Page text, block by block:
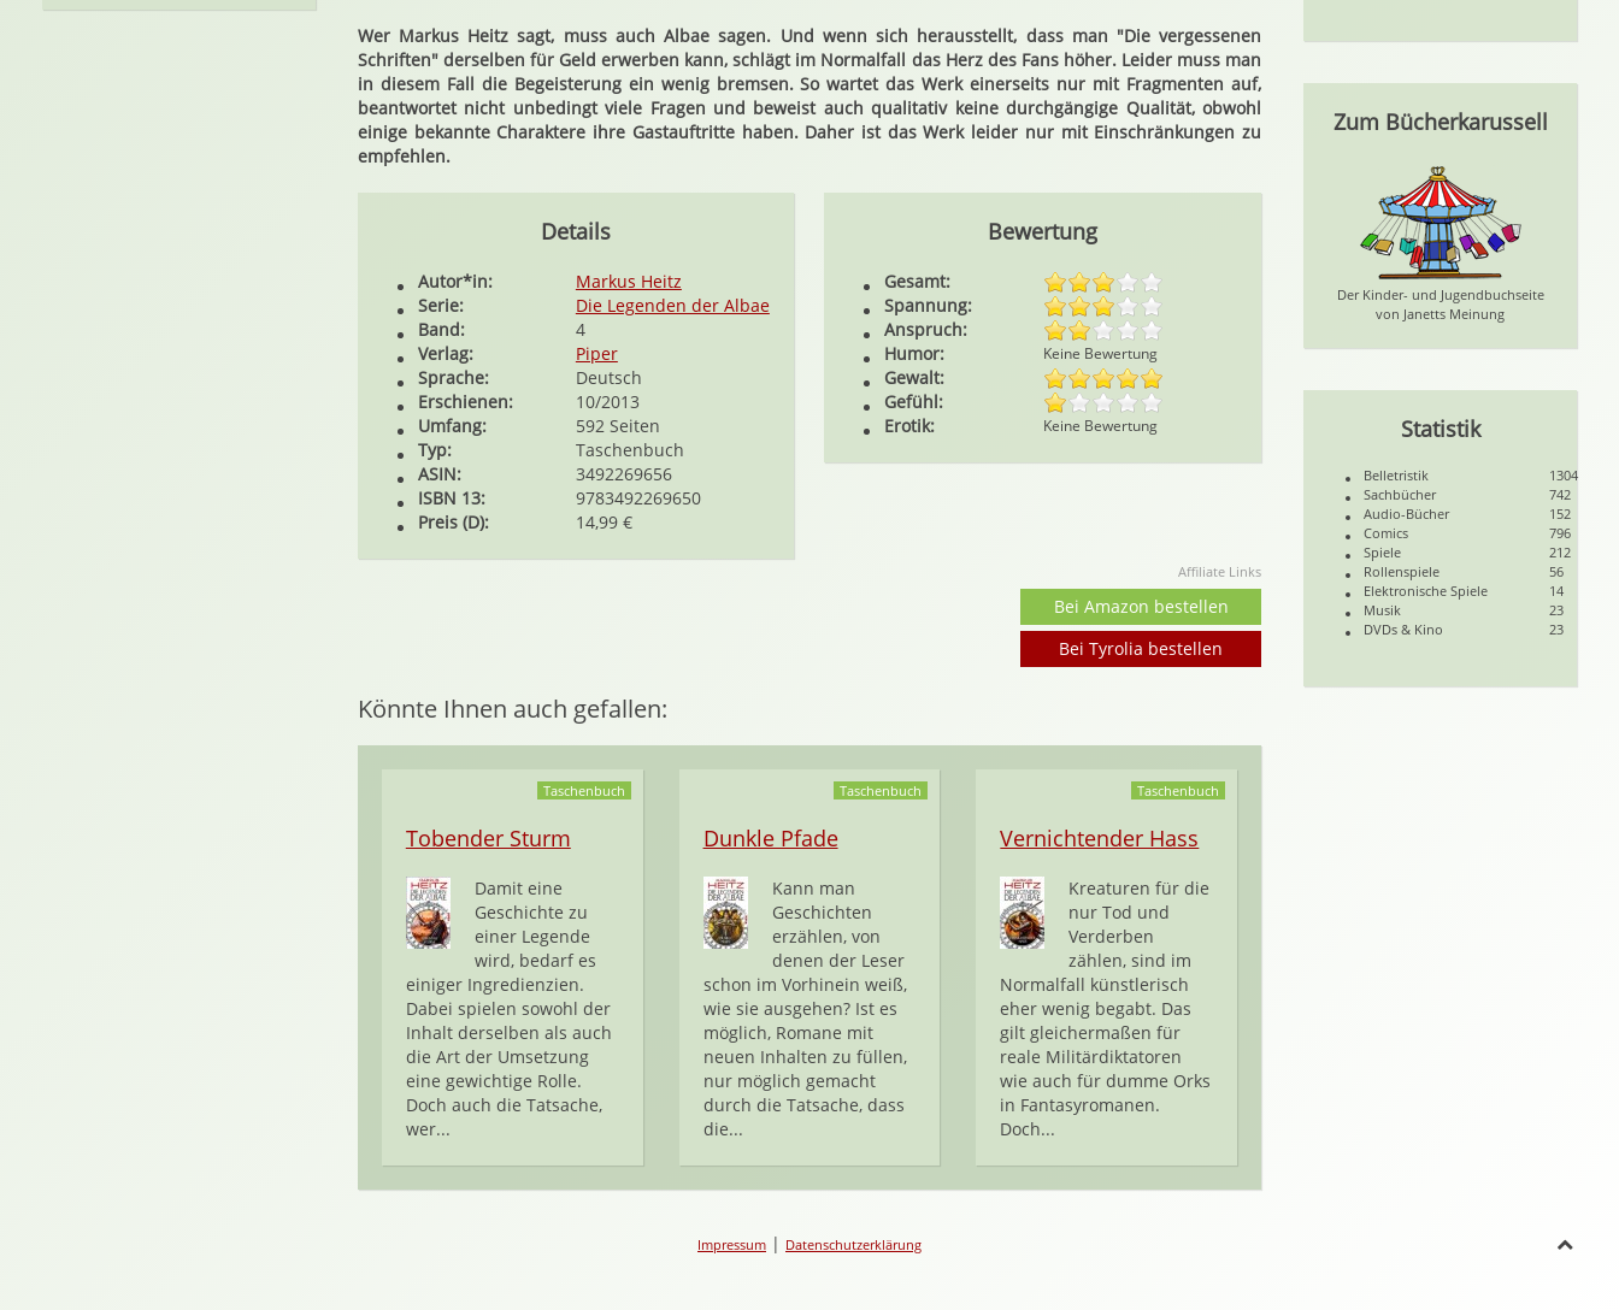
Wer Markus Heitz sagt, muss auch Albae sagen. Und wenn sich herausstellt, dass man "Die vergessenen
Schriften" derselben für Geld erwerben kann, schlägt im Normalfall das Herz des Fans höher. Leider muss man
in diesem Fall die Begeisterung ein wenig bremsen. So wartet das Werk einerseits nur mit Fragmenten auf,
beantwortet nicht unbedingt viele Fragen und beweist auch qualitativ keine durchgängige Qualität, obwohl
einige bekannte Charaktere ihre Gastauftritte haben. Daher ist das Werk leider nur mit Einschränkungen zu
empfehlen.
Details
Autor*in:
Markus Heitz
Serie:
Die Legenden der Albae
Band:
4
Verlag:
Piper
Sprache:
Deutsch
Erschienen:
10/2013
Umfang:
592 Seiten
Typ:
Taschenbuch
ASIN:
3492269656
ISBN 13:
9783492269650
Preis (D):
14,99 €
Bewertung
Gesamt:
Spannung:
Anspruch:
Humor:
Keine Bewertung
Gewalt:
Gefühl:
Erotik:
Keine Bewertung
Affiliate Links
Bei Amazon bestellen
Bei Tyrolia bestellen
Könnte Ihnen auch gefallen:
Taschenbuch
Tobender Sturm
Damit eine
Geschichte zu
einer Legende
wird, bedarf es
einiger Ingredienzien.
Dabei spielen sowohl der
Inhalt derselben als auch
die Art der Umsetzung
eine gewichtige Rolle.
Doch auch die Tatsache,
wer...
Taschenbuch
Dunkle Pfade
Kann man
Geschichten
erzählen, von
denen der Leser
schon im Vorhinein weiß,
wie sie ausgehen? Ist es
möglich, Romane mit
neuen Inhalten zu füllen,
nur möglich gemacht
durch die Tatsache, dass
die...
Taschenbuch
Vernichtender Hass
Kreaturen für die
nur Tod und
Verderben
zählen, sind im
Normalfall künstlerisch
eher wenig begabt. Das
gilt gleichermaßen für
reale Militärdiktatoren
wie auch für dumme Orks
in Fantasyromanen.
Doch...
Zum Bücherkarussell
Der Kinder- und Jugendbuchseite
von Janetts Meinung
Statistik
Belletristik
1304
Sachbücher
742
Audio-Bücher
152
Comics
796
Spiele
212
Rollenspiele
56
Elektronische Spiele
14
Musik
23
DVDs & Kino
23
Impressum | Datenschutzerklärung